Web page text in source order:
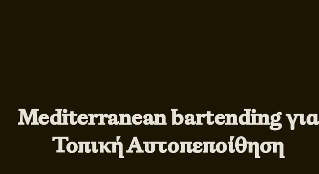
Mediterranean bartending για
Τοπική Αυτοπεποίθηση